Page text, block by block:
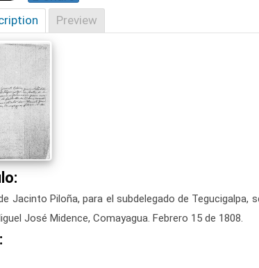
Preview
Jacinto Piloña, para el subdelegado de
José Midence, Comayagua. Febrero 15 de 1808.